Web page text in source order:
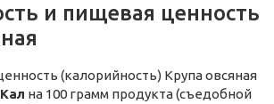
и пищевая ценность
(калорийность) Крупа овсяная
на 100 грамм продукта (съедобной